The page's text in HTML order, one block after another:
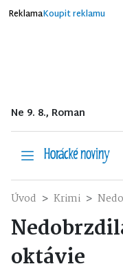
ReklamaKoupit reklamu
Ne 9. 8., Roman
Úvod Krimi
oktávie